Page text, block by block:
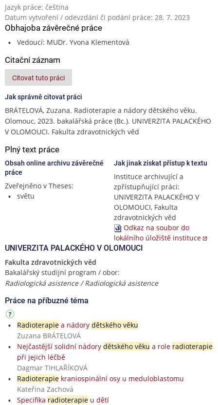
Jazyk práce: čeština
Datum vytvoření / odevzdání či podání práce: 28. 7. 2023
Obhajoba závěrečné práce
Vedoucí: MUDr. Yvona Klementová
Citační záznam
Citovat tuto práci
Jak správně citovat práci
BRÁTELOVÁ, Zuzana. Radioterapie a nádory dětského věku.
Olomouc, 2023. bakalářská práce (Bc.). UNIVERZITA PALACKÉHO
V OLOMOUCI. Fakulta zdravotnických věd
Plný text práce
Obsah online archivu závěrečné
práce
Zveřejněno v Theses:
světu
Jak jinak získat přístup k textu
Instituce archivující a
zpřístupňující práci:
UNIVERZITA PALACKÉHO V
OLOMOUCI, Fakulta
zdravotnických věd
Odkaz na soubor do
lokálního úložiště instituce
UNIVERZITA PALACKÉHO V OLOMOUCI
Fakulta zdravotnických věd
Bakalářský studijní program / obor:
Radiologická asistence / Radiologická asistence
Práce na příbuzné téma
Radioterapiea nádory dětského věku
Zuzana BRÁTELOVÁ
Nejčastější solidní nádory dětského věku a role radioterapie
při jejich léčbě
Dagmar TIHLAŘÍKOVÁ
Radioterapiekraniospinální osy u meduloblastomu
Kateřina Zachová
Specifika radioterapieu dětí